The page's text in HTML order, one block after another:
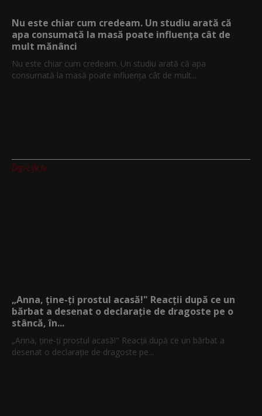
Nu este chiar cum credeam. Un studiu arată că
apa consumată la masă poate influența cât de
mult mănânci
Nu este chiar cum credeam. Un studiu arată că apa
consumată la masă poate influența cât de mult...
Digi-Life.tv
„Anna, ţine-ţi prostul acasă!" Reacţii după ce un
bărbat a desenat o declaraţie de dragoste pe o
stâncă, în...
„Anna, ţine-ţi prostul acasă!" Reacţii după ce un bărbat a
desenat o declaraţie de dragoste pe...